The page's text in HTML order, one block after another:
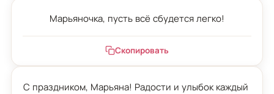
Марьяночка, пусть всё сбудется легко!
Скопировать
С праздником, Марьяна! Радости и улыбок каждый